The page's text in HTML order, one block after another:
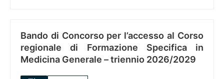
Bando di Concorso per l’accesso al Corso
regionale di Formazione Specifica in
Medicina Generale – triennio 2026/2029